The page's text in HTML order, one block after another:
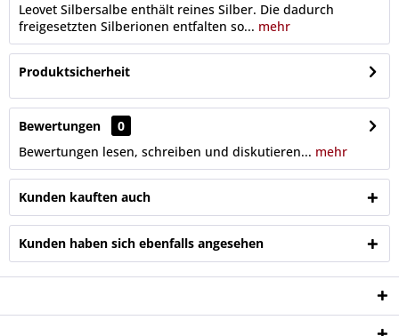
Leovet Silbersalbe enthält reines Silber. Die dadurch
freigesetzten Silberionen entfalten so... mehr
Produktsicherheit
Bewertungen
0
Bewertungen lesen, schreiben und diskutieren... mehr
Kunden kauften auch
Kunden haben sich ebenfalls angesehen